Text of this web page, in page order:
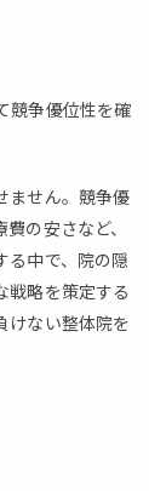
競争優位性を確
ません。競争優
の安さなど、
る中で、院の隠
戦略を策定する
けない整体院を